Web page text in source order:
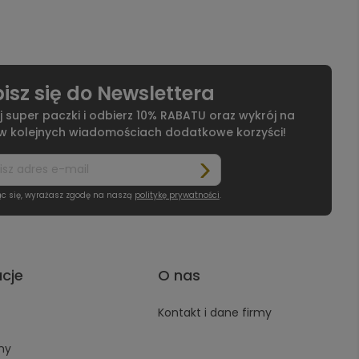
się do Newslettera
paczki i odbierz 10% RABATU oraz wykrój na
kolejnych wiadomościach dodatkowe korzyści!
się, wyrażasz zgodę na naszą politykę prywatności.
O nas
Kontakt i dane firmy